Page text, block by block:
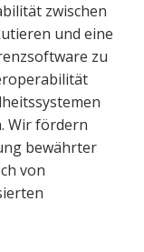
zwischen
und eine
zu
Wir fördern
bewährter
von